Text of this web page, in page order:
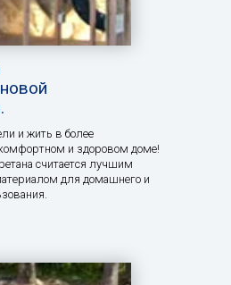
и жить в более
и здоровом доме!
считается лучшим
для домашнего и